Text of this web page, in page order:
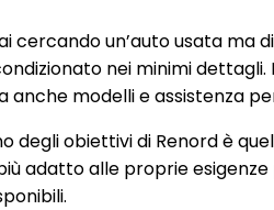
cercando un’auto usata ma
nei minimi
anche modelli e assistenza
degli obiettivi di Renord è
adatto alle proprie